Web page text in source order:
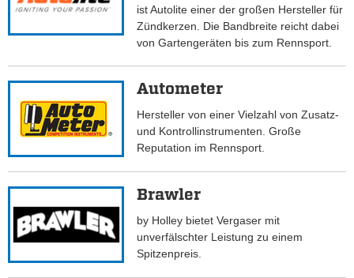
ist Autolite einer der großen Hersteller für
Zündkerzen. Die Bandbreite reicht dabei
von Gartengeräten bis zum Rennsport.
Autometer
Hersteller von einer Vielzahl von Zusatz-
und Kontrollinstrumenten. Große
Reputation im Rennsport.
Brawler
by Holley bietet Vergaser mit
unverfälschter Leistung zu einem
Spitzenpreis.